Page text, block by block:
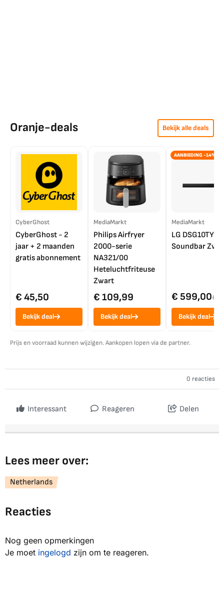
Oranje-deals Bekijk alle deals
CyberGhost
CyberGhost - 2
jaar + 2 maanden
gratis abonnement
€ 45,50
Bekijk deal
MediaMarkt
Philips Airfryer
2000-serie
NA321/00
Heteluchtfriteuse
Zwart
€ 109,99
Bekijk deal
AANBIEDING -14%
MediaMarkt
LG DSG10TY
Soundbar
€ 599,00€
Bekijk deal
Prijs en voorraad kunnen wijzigen. Aankopen lopen via de partner.
0 reacties
Interessant Reageren Delen
Lees meer over:
Netherlands
Reacties
Nog geen opmerkingen
Je moet ingelogd zijn om te reageren.